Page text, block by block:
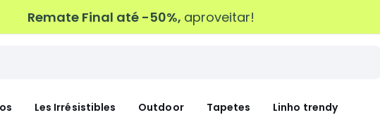
Remate Final até -50%, aproveitar!
Les Irrésistibles Outdoor Tapetes Linho trendy